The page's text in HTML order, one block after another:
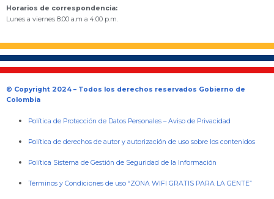
Horarios de correspondencia:
Lunes a viernes 8:00 a.m a 4:00 p.m.
© Copyright 2024 – Todos los derechos reservados Gobierno de
Colombia
Política de Protección de Datos Personales –Aviso de Privacidad
Política de derechos de autor y autorización de uso sobre los contenidos
Política Sistema de Gestión de Seguridad de la Información
Términos y Condiciones de uso “ZONA WIFI GRATIS PARA LA GENTE”